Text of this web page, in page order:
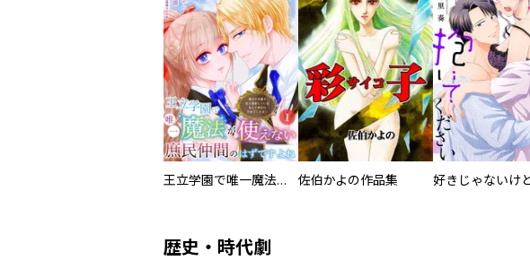
王立学園で唯一魔法が使えない庶民仲間のはずですよね～実は王子様で私を溺愛しているなんて告白はやめてください～ 佐伯かよの作品集
歴史・時代劇